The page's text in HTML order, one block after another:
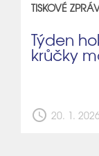
TISKOVÉ
Týden
krůčky
schedule 20. 1. 2026